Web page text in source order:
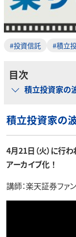
#投資信託 #積立
目次
積立投資家の
積立投資家の
4月21日（火）に行
アーカイブ化 ！
講師：楽天証券フ